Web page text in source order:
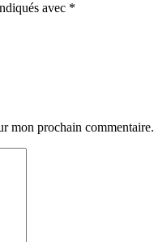
avec *
mon prochain commentaire.